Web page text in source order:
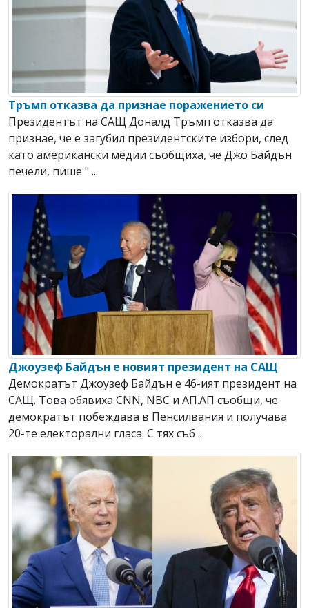
Тръмп отказва да признае поражението си
Президентът на САЩ Доналд Тръмп отказва да
признае, че е загубил президентските избори, след
като американски медии съобщиха, че Джо Байдън
печели, пише " ...
Джоузеф Байдън е новият президент на САЩ
Демократът Джоузеф Байдън е 46-ият президент на
САЩ. Това обявиха CNN, NBC и АП.АП съобщи, че
демократът побеждава в Пенсилвания и получава
20-те електорални гласа. С тях съб ...